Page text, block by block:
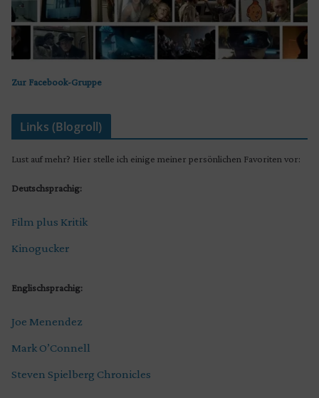
Zur Facebook-Gruppe
Links (Blogroll)
Lust auf mehr? Hier stelle ich einige meiner persönlichen Favoriten vor:
Deutschsprachig:
Film plus Kritik
Kinogucker
Englischsprachig:
Joe Menendez
Mark O’Connell
Steven Spielberg Chronicles